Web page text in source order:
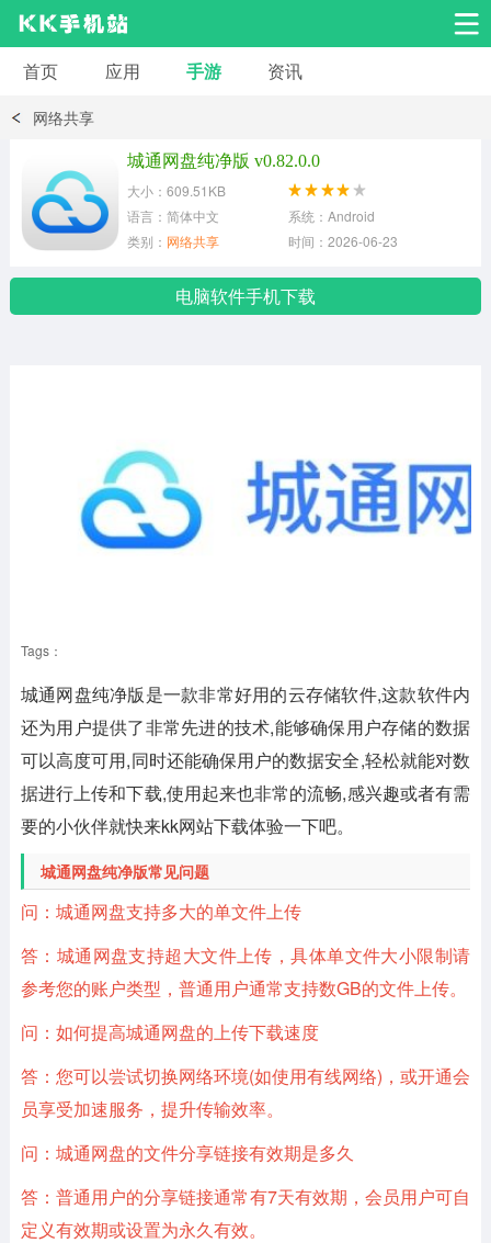
安卓应用
小说漫画
安卓其它
首页 应用 手游 资讯
网络共享
城通网盘纯净版 v0.82.0.0
大小：609.51KB
语言：简体中文
系统：Android
类别： 网络共享 时间：2026-06-23
电脑软件手机下载
Tags：
城通网盘纯净版是一款非常好用的云存储软件,这款软件内
还为用户提供了非常先进的技术,能够确保用户存储的数据
可以高度可用,同时还能确保用户的数据安全,轻松就能对数
据进行上传和下载,使用起来也非常的流畅,感兴趣或者有需
要的小伙伴就快来kk网站下载体验一下吧。
城通网盘纯净版常见问题
问：城通网盘支持多大的单文件上传
答：城通网盘支持超大文件上传，具体单文件大小限制请
参考您的账户类型，普通用户通常支持数GB的文件上传。
问：如何提高城通网盘的上传下载速度
答：您可以尝试切换网络环境(如使用有线网络)，或开通会
员享受加速服务，提升传输效率。
问：城通网盘的文件分享链接有效期是多久
答：普通用户的分享链接通常有7天有效期，会员用户可自
定义有效期或设置为永久有效。